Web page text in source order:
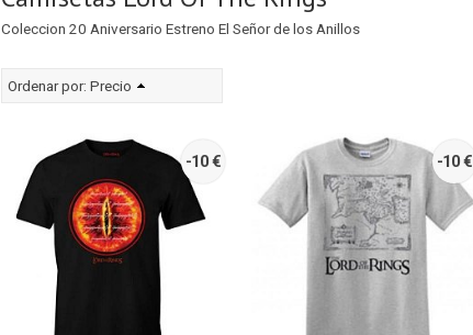
Coleccion 20 Aniversario Estreno El Señor de los Anillos
Ordenar por: Precio
-10 € -10 €